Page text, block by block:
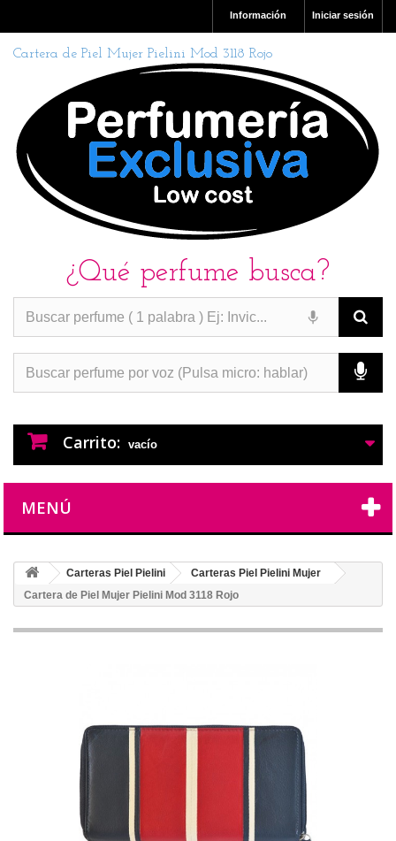
Iniciar sesión
Información
Cartera de Piel Mujer Pielini Mod 3118 Rojo
¿Qué perfume busca?
Carrito: vacío
MENÚ
Carteras Piel Pielini
Carteras Piel Pielini Mujer
Cartera de Piel Mujer Pielini Mod 3118 Rojo